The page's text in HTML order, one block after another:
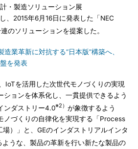
・製造ソリューション展
、2015年6月16日に発表した「NEC
のソリューションを提案した。
造業革新に対抗する“日本版”構築へ、
を発表
IoTを活用した次世代モノづくりの実現
ションを体系化し、一貫提供できるよう
ンダストリー4.0※2） が象徴するよう
ノづくりの自律化を実現する「Process
）」と、GEのインダストリアルインタ
ような、製品の革新を行い新たな製品の